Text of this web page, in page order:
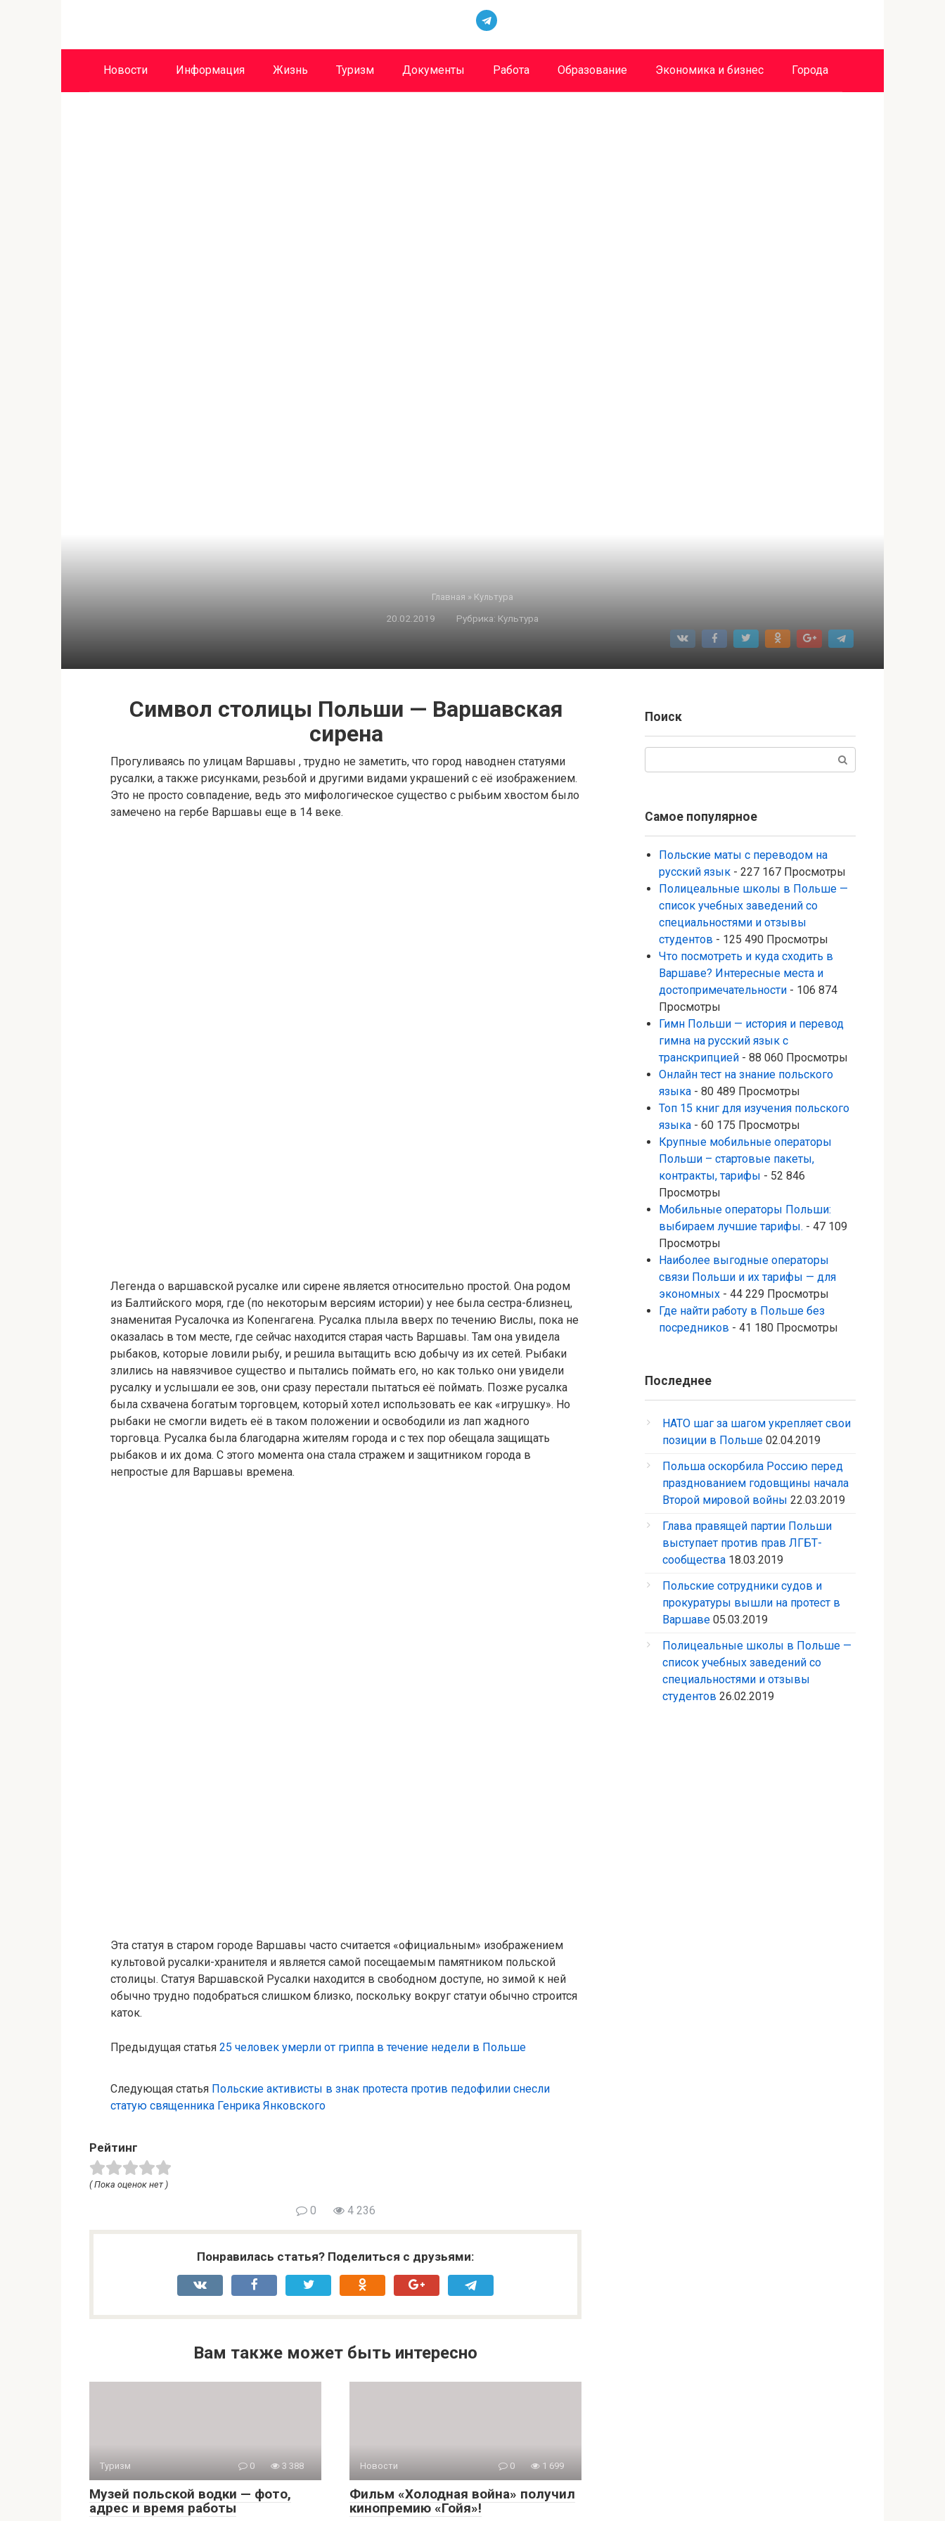
Новости Информация Жизнь Туризм Документы Работа Образование Экономика и бизнес Города
Главная » Культура
20.02.2019 Рубрика: Культура
Символ столицы Польши — Варшавская
сирена
Прогуливаясь по улицам Варшавы , трудно не заметить, что город наводнен статуями
русалки, а также рисунками, резьбой и другими видами украшений с её изображением.
Это не просто совпадение, ведь это мифологическое существо с рыбьим хвостом было
замечено на гербе Варшавы еще в 14 веке.
Легенда о варшавской русалке или сирене является относительно простой. Она родом
из Балтийского моря, где (по некоторым версиям истории) у нее была сестра-близнец,
знаменитая Русалочка из Копенгагена. Русалка плыла вверх по течению Вислы, пока не
оказалась в том месте, где сейчас находится старая часть Варшавы. Там она увидела
рыбаков, которые ловили рыбу, и решила вытащить всю добычу из их сетей. Рыбаки
злились на навязчивое существо и пытались поймать его, но как только они увидели
русалку и услышали ее зов, они сразу перестали пытаться её поймать. Позже русалка
была схвачена богатым торговцем, который хотел использовать ее как «игрушку». Но
рыбаки не смогли видеть её в таком положении и освободили из лап жадного
торговца. Русалка была благодарна жителям города и с тех пор обещала защищать
рыбаков и их дома. С этого момента она стала стражем и защитником города в
непростые для Варшавы времена.
Эта статуя в старом городе Варшавы часто считается «официальным» изображением
культовой русалки-хранителя и является самой посещаемым памятником польской
столицы. Статуя Варшавской Русалки находится в свободном доступе, но зимой к ней
обычно трудно подобраться слишком близко, поскольку вокруг статуи обычно строится
каток.
Предыдущая статья 25 человек умерли от гриппа в течение недели в Польше
Следующая статья Польские активисты в знак протеста против педофилии снесли
статую священника Генрика Янковского
Рейтинг
( Пока оценок нет )
0 4 236
Понравилась статья? Поделиться с друзьями:
Вам также может быть интересно
Туризм 0 3 388
Музей польской водки — фото,
адрес и время работы
Новости 0 1 699
Фильм «Холодная война» получил
кинопремию «Гойя»!
Поиск
Самое популярное
Польские маты с переводом на
русский язык - 227 167 Просмотры
Полицеальные школы в Польше —
список учебных заведений со
специальностями и отзывы
студентов - 125 490 Просмотры
Что посмотреть и куда сходить в
Варшаве? Интересные места и
достопримечательности - 106 874
Просмотры
Гимн Польши — история и перевод
гимна на русский язык с
транскрипцией - 88 060 Просмотры
Онлайн тест на знание польского
языка - 80 489 Просмотры
Топ 15 книг для изучения польского
языка - 60 175 Просмотры
Крупные мобильные операторы
Польши – стартовые пакеты,
контракты, тарифы - 52 846
Просмотры
Мобильные операторы Польши:
выбираем лучшие тарифы. - 47 109
Просмотры
Наиболее выгодные операторы
связи Польши и их тарифы — для
экономных - 44 229 Просмотры
Где найти работу в Польше без
посредников - 41 180 Просмотры
Последнее
НАТО шаг за шагом укрепляет свои
позиции в Польше 02.04.2019
Польша оскорбила Россию перед
празднованием годовщины начала
Второй мировой войны 22.03.2019
Глава правящей партии Польши
выступает против прав ЛГБТ-
сообщества 18.03.2019
Польские сотрудники судов и
прокуратуры вышли на протест в
Варшаве 05.03.2019
Полицеальные школы в Польше —
список учебных заведений со
специальностями и отзывы
студентов 26.02.2019